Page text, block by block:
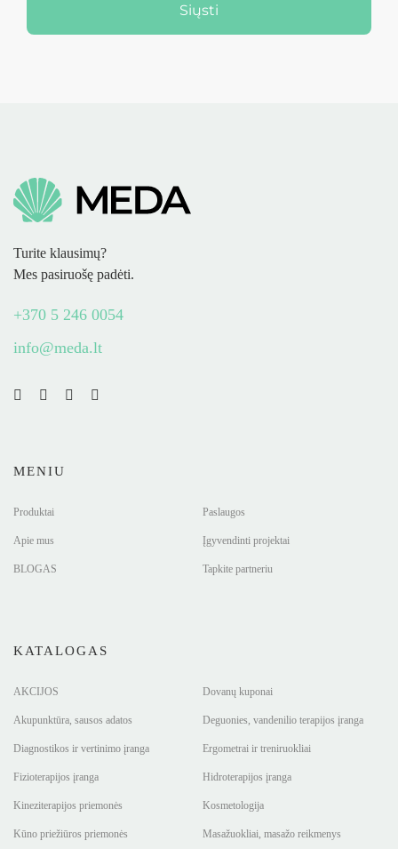
Siųsti
Turite klausimų?
Mes pasiruošę padėti.
+370 5 246 0054
info@meda.lt
MENIU
Produktai Paslaugos
Apie mus Įgyvendinti projektai
BLOGAS Tapkite partneriu
KATALOGAS
AKCIJOS Dovanų kuponai
Akupunktūra, sausos adatos Deguonies, vandenilio terapijos įranga
Diagnostikos ir vertinimo įranga Ergometrai ir treniruokliai
Fizioterapijos įranga Hidroterapijos įranga
Kineziterapijos priemonės Kosmetologija
Kūno priežiūros priemonės Masažuokliai, masažo reikmenys